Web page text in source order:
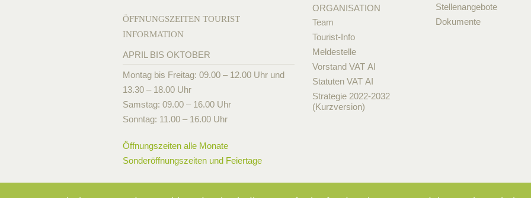
ÖFFNUNGSZEITEN TOURIST
INFORMATION
APRIL BIS OKTOBER
Montag bis Freitag: 09.00 – 12.00 Uhr und
13.30 – 18.00 Uhr
Samstag: 09.00 – 16.00 Uhr
Sonntag: 11.00 – 16.00 Uhr
Öffnungszeiten alle Monate
Sonderöffnungszeiten und Feiertage
ORGANISATION
Team
Tourist-Info
Meldestelle
Vorstand VAT AI
Statuten VAT AI
Strategie 2022-2032
(Kurzversion)
Stellenangebote
Dokumente